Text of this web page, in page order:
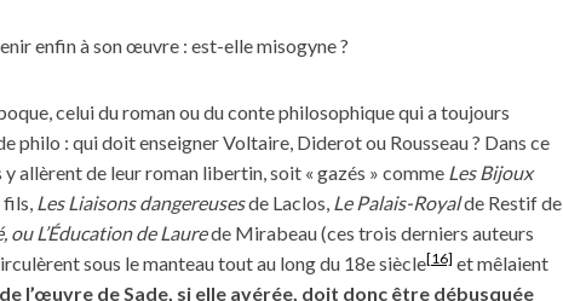
enfin à son œuvre : est-elle misogyne ?
celui du roman ou du conte philosophique qui a toujours
philo : qui doit enseigner Voltaire, Diderot ou Rousseau ? Dans ce
allèrent de leur roman libertin, soit « gazés » comme Les Bijoux
Les Liaisons dangereusesde Laclos, Le Palais-Royalde Restif de
ou L’Éducation de Laurede Mirabeau (ces trois derniers auteurs
sous le manteau tout au long du 18e siècle[16] et mêlaient
l’œuvre de Sade, si elle avérée, doit donc être débusquée